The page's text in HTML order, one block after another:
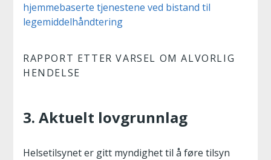
hjemmebaserte tjenestene ved bistand til
legemiddelhåndtering
RAPPORT ETTER VARSEL OM ALVORLIG
HENDELSE
3. Aktuelt lovgrunnlag
Helsetilsynet er gitt myndighet til å føre tilsyn